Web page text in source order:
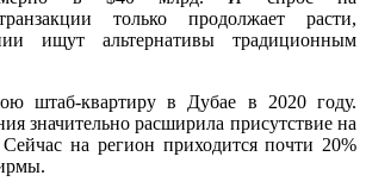
только продолжает расти,
ищут альтернативы традиционным
штаб-квартиру в Дубае в 2020 году.
значительно расширила присутствие на
на регион приходится почти 20%